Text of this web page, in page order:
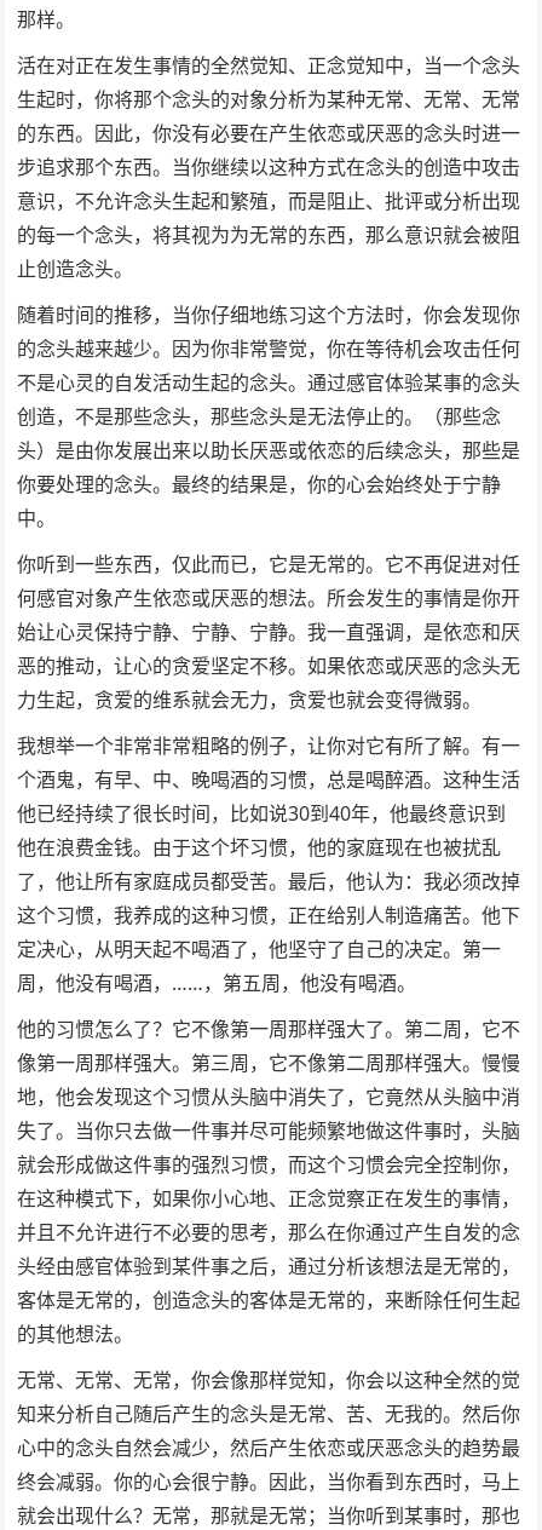
那样。
活在对正在发生事情的全然觉知、正念觉知中，当一个念头
生起时，你将那个念头的对象分析为某种无常、无常、无常
的东西。因此，你没有必要在产生依恋或厌恶的念头时进一
步追求那个东西。当你继续以这种方式在念头的创造中攻击
意识，不允许念头生起和繁殖，而是阻止、批评或分析出现
的每一个念头，将其视为为无常的东西，那么意识就会被阻
止创造念头。
随着时间的推移，当你仔细地练习这个方法时，你会发现你
的念头越来越少。因为你非常警觉，你在等待机会攻击任何
不是心灵的自发活动生起的念头。通过感官体验某事的念头
创造，不是那些念头，那些念头是无法停止的。（那些念
头）是由你发展出来以助长厌恶或依恋的后续念头，那些是
你要处理的念头。最终的结果是，你的心会始终处于宁静
中。
你听到一些东西，仅此而已，它是无常的。它不再促进对任
何感官对象产生依恋或厌恶的想法。所会发生的事情是你开
始让心灵保持宁静、宁静、宁静。我一直强调，是依恋和厌
恶的推动，让心的贪爱坚定不移。如果依恋或厌恶的念头无
力生起，贪爱的维系就会无力，贪爱也就会变得微弱。
我想举一个非常非常粗略的例子，让你对它有所了解。有一
个酒鬼，有早、中、晚喝酒的习惯，总是喝醉酒。这种生活
他已经持续了很长时间，比如说30到40年，他最终意识到
他在浪费金钱。由于这个坏习惯，他的家庭现在也被扰乱
了，他让所有家庭成员都受苦。最后，他认为：我必须改掉
这个习惯，我养成的这种习惯，正在给别人制造痛苦。他下
定决心，从明天起不喝酒了，他坚守了自己的决定。第一
周，他没有喝酒，……，第五周，他没有喝酒。
他的习惯怎么了？它不像第一周那样强大了。第二周，它不
像第一周那样强大。第三周，它不像第二周那样强大。慢慢
地，他会发现这个习惯从头脑中消失了，它竟然从头脑中消
失了。当你只去做一件事并尽可能频繁地做这件事时，头脑
就会形成做这件事的强烈习惯，而这个习惯会完全控制你，
在这种模式下，如果你小心地、正念觉察正在发生的事情，
并且不允许进行不必要的思考，那么在你通过产生自发的念
头经由感官体验到某件事之后，通过分析该想法是无常的，
客体是无常的，创造念头的客体是无常的，来断除任何生起
的其他想法。
无常、无常、无常，你会像那样觉知，你会以这种全然的觉
知来分析自己随后产生的念头是无常、苦、无我的。然后你
心中的念头自然会减少，然后产生依恋或厌恶念头的趋势最
终会减弱。你的心会很宁静。因此，当你看到东西时，马上
就会出现什么？无常，那就是无常；当你听到某事时，那也